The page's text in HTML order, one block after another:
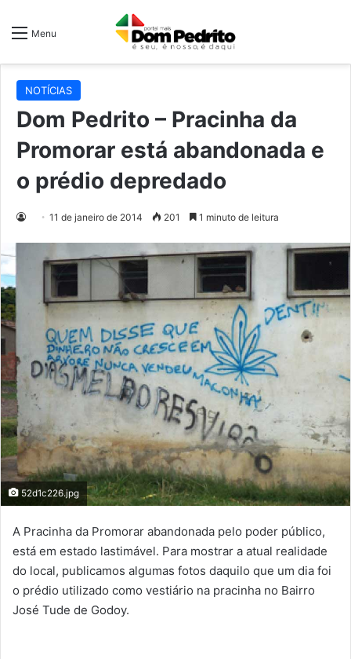
Menu
NOTÍCIAS
Dom Pedrito – Pracinha da
Promorar está abandonada e
o prédio depredado
11 de janeiro de 2014 201 1 minuto de leitura
52d1c226.jpg
A Pracinha da Promorar abandonada pelo poder público,
está em estado lastimável. Para mostrar a atual realidade
do local, publicamos algumas fotos daquilo que um dia foi
o prédio utilizado como vestiário na pracinha no Bairro
José Tude de Godoy.